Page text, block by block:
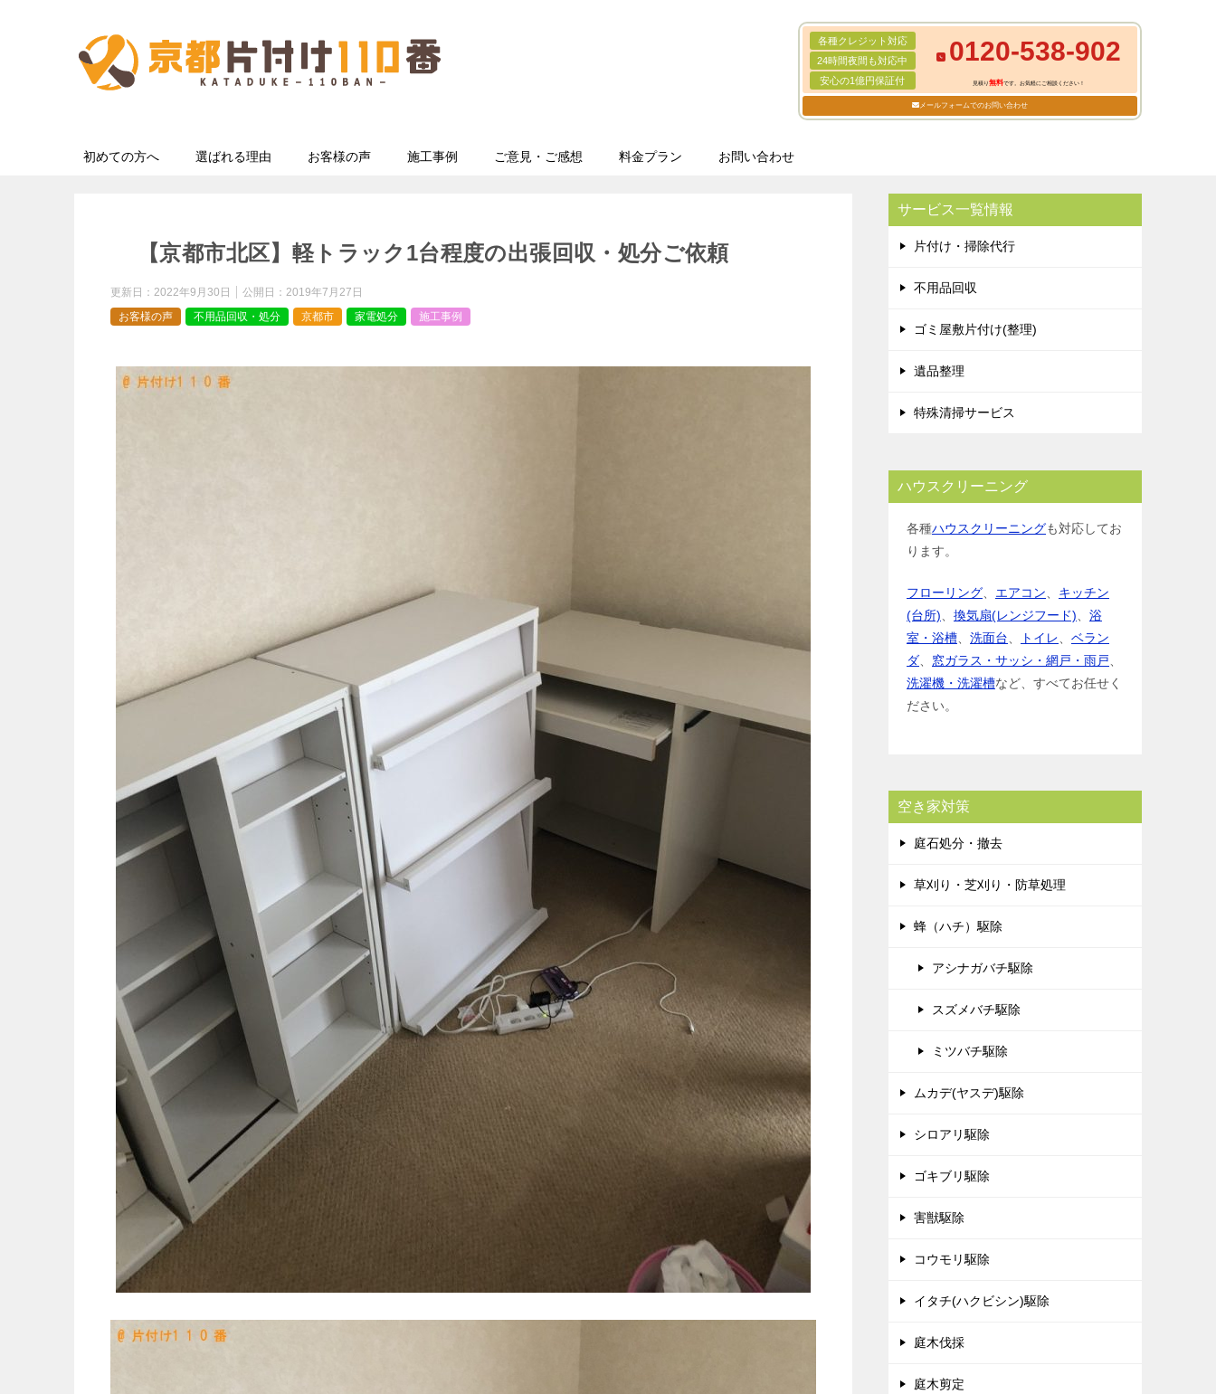
各種クレジット対応
24時間夜間も対応中
安心の1億円保証付
0120-538-902
見積り無料です。お気軽にご相談ください！
メールフォームでのお問い合わせ
初めての方へ 選ばれる理由 お客様の声 施工事例 ご意見・ご感想 料金プラン お問い合わせ
【京都市北区】軽トラック1台程度の出張回収・処分ご依頼
更新日： 2022年9月30日 公開日： 2019年7月27日
お客様の声
不用品回収・処分 京都市 家電処分 施工事例
サービス一覧情報
片付け・掃除代行
不用品回収
ゴミ屋敷片付け(整理)
遺品整理
特殊清掃サービス
ハウスクリーニング
各種ハウスクリーニングも対応してお
ります。
フローリング エアコン
キッチン
(台所)
換気扇(レンジフード)
浴
室・浴槽
洗面台 トイレ
ベラン
ダ
窓ガラス・サッシ・網戸・雨戸
洗濯機・洗濯槽など、すべてお任せく
ださい。
空き家対策
庭石処分・撤去
草刈り・芝刈り・防草処理
蜂（ハチ）駆除
アシナガバチ駆除
スズメバチ駆除
ミツバチ駆除
ムカデ(ヤスデ)駆除
シロアリ駆除
ゴキブリ駆除
害獣駆除
コウモリ駆除
イタチ(ハクビシン)駆除
庭木伐採
庭木剪定